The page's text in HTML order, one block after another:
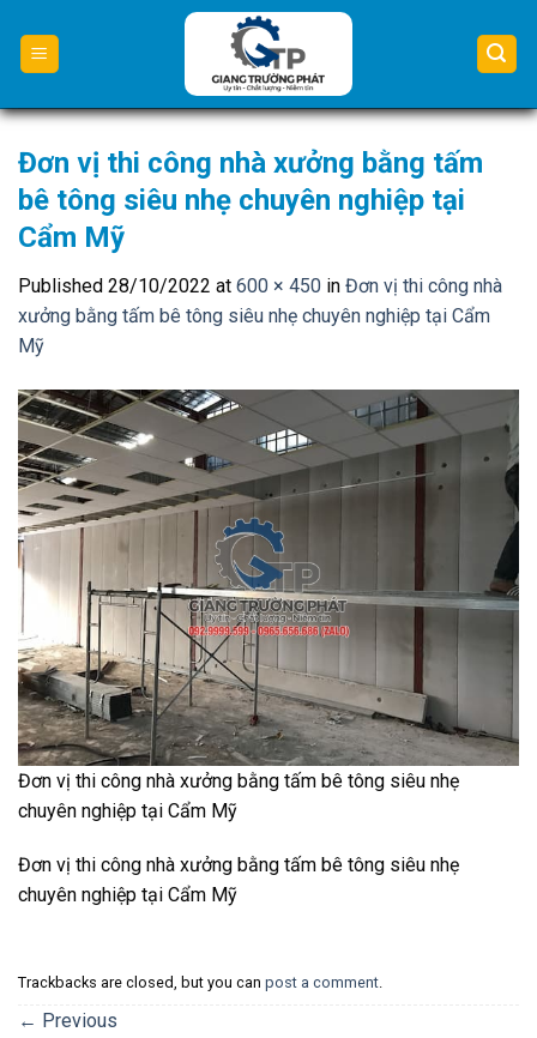
content
Đơn vị thi công nhà xưởng bằng tấm
bê tông siêu nhẹ chuyên nghiệp tại
Cẩm Mỹ
Published 28/10/2022 at 600 × 450 in Đơn vị thi công nhà
xưởng bằng tấm bê tông siêu nhẹ chuyên nghiệp tại Cẩm
Mỹ
Đơn vị thi công nhà xưởng bằng tấm bê tông siêu nhẹ
chuyên nghiệp tại Cẩm Mỹ
Đơn vị thi công nhà xưởng bằng tấm bê tông siêu nhẹ
chuyên nghiệp tại Cẩm Mỹ
Trackbacks are closed, but you can post a comment.
← Previous